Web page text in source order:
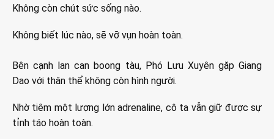
Không còn chút sức sống nào.
Không biết lúc nào, sẽ vỡ vụn hoàn toàn.
Bên cạnh lan can boong tàu, Phó Lưu Xuyên gặp Giang
Dao với thân thể không còn hình người.
Nhờ tiêm một lượng lớn adrenaline, cô ta vẫn giữ được sự
tỉnh táo hoàn toàn.